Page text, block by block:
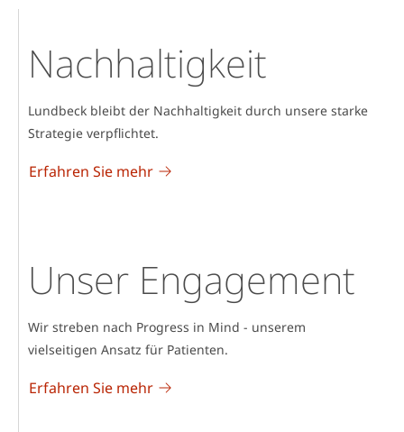
Nachhaltigkeit
Lundbeck bleibt der Nachhaltigkeit durch unsere starke
Strategie verpflichtet.
Erfahren Sie mehr
Unser Engagement
Wir streben nach Progress in Mind - unserem
vielseitigen Ansatz für Patienten.
Erfahren Sie mehr